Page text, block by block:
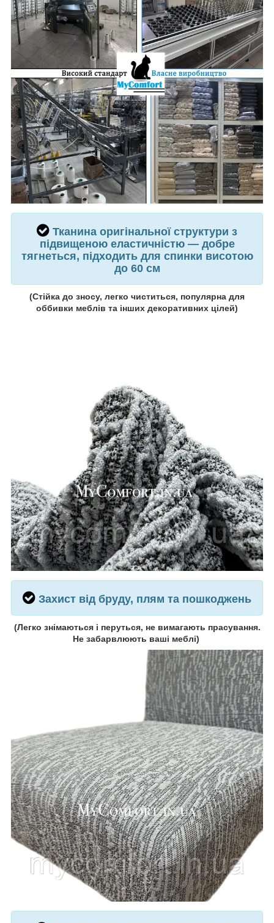
Тканина оригінальної структури з
підвищеною еластичністю — добре
тягнеться, підходить для спинки висотою
до 60 см
(Стійка до зносу, легко чиститься, популярна для
оббивки меблів та інших декоративних цілей)
Захист від бруду, плям та пошкоджень
(Легко знімаються і перуться, не вимагають прасування.
Не забарвлюють ваші меблі)